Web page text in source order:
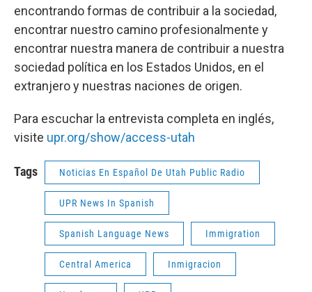
encontrando formas de contribuir a la sociedad,
encontrar nuestro camino profesionalmente y
encontrar nuestra manera de contribuir a nuestra
sociedad política en los Estados Unidos, en el
extranjero y nuestras naciones de origen.
Para escuchar la entrevista completa en inglés,
visite upr.org/show/access-utah
Tags Noticias En Español De Utah Public Radio
UPR News In Spanish
Spanish Language News Immigration
Central America Inmigracion